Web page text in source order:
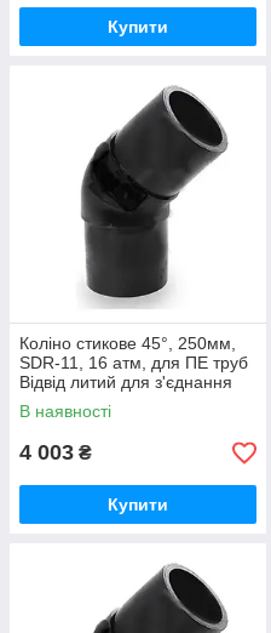
Купити
Коліно стикове 45°, 250мм,
SDR-11, 16 атм, для ПЕ труб
Відвід литий для з'єднання
водопровідних та газових
труб
В наявності
4 003 ₴
Купити